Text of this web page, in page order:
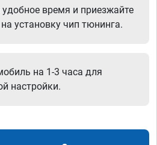
время и приезжайте
установку чип тюнинга.
на 1-3 часа для
настройки.